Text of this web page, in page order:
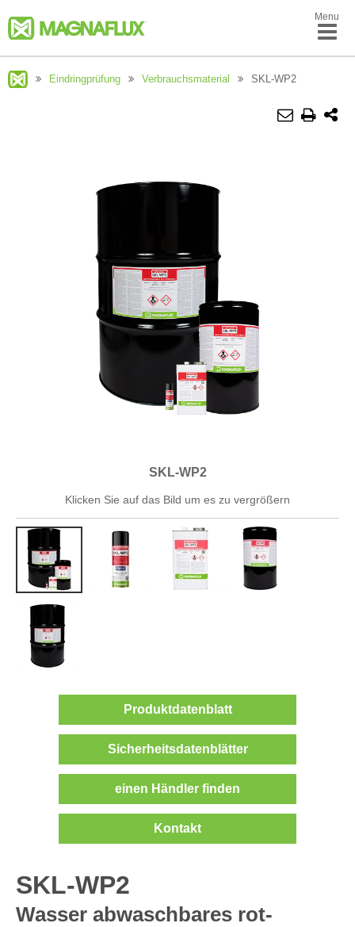
Menu
Eindringprüfung Verbrauchsmaterial SKL-WP2
SKL-WP2
Klicken Sie auf das Bild um es zu vergrößern
Produktdatenblatt
Sicherheitsdatenblätter
einen Händler finden
Kontakt
SKL-WP2
Wasser abwaschbares rot-